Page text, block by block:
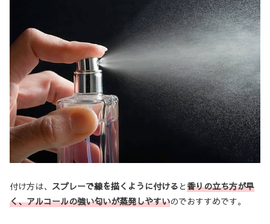
付け方は、 スプレーで線を描くように付けると香りの立ち方が早
く、アルコールの強い匂いが蒸発しやすいのでおすすめです。